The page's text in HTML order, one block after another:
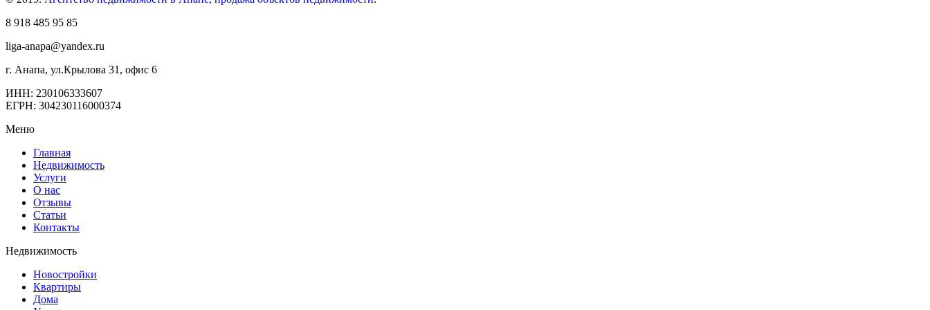
8 918 485 95 85
liga-anapa@yandex.ru
г. Анапа, ул.Крылова 31, офис 6
ИНН: 230106333607
ЕГРН: 304230116000374
Меню
Главная
Недвижимость
Услуги
О нас
Отзывы
Статьи
Контакты
Недвижимость
Новостройки
Квартиры
Дома